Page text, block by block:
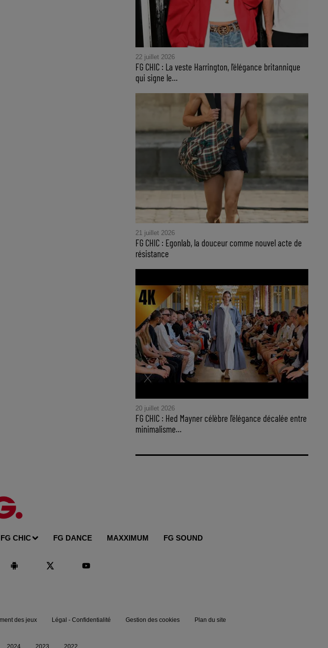
22 juillet 2026
FG CHIC : La veste Harrington, l'élégance britannique
qui signe le...
21 juillet 2026
FG CHIC : Egonlab, la douceur comme nouvel acte de
résistance
20 juillet 2026
FG CHIC : Hed Mayner célèbre l'élégance décalée entre
minimalisme...
FG CHIC FG DANCE MAXXIMUM FG SOUND
des jeux Légal - Confidentialité Gestion des cookies Plan du site
2024 2023 2022